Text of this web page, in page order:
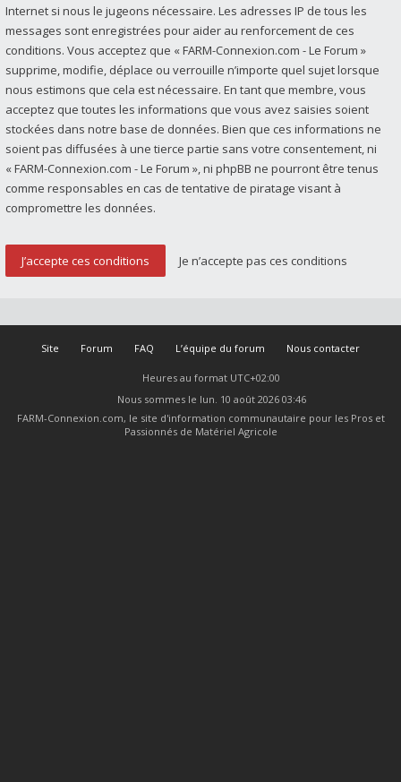
Internet si nous le jugeons nécessaire. Les adresses IP de tous les
messages sont enregistrées pour aider au renforcement de ces
conditions. Vous acceptez que « FARM-Connexion.com - Le Forum »
supprime, modifie, déplace ou verrouille n’importe quel sujet lorsque
nous estimons que cela est nécessaire. En tant que membre, vous
acceptez que toutes les informations que vous avez saisies soient
stockées dans notre base de données. Bien que ces informations ne
soient pas diffusées à une tierce partie sans votre consentement, ni
« FARM-Connexion.com - Le Forum », ni phpBB ne pourront être tenus
comme responsables en cas de tentative de piratage visant à
compromettre les données.
Site Forum FAQ L’équipe du forum Nous contacter
Heures au format UTC+02:00
Nous sommes le lun. 10 août 2026 03:46
FARM-Connexion.com, le site d'information communautaire pour les Pros et
Passionnés de Matériel Agricole